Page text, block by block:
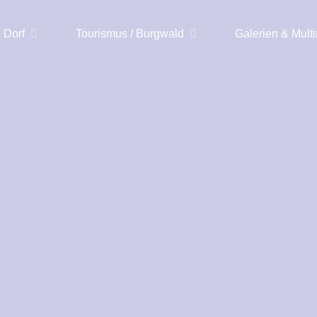
Dorf Tourismus / Burgwald Galerien &